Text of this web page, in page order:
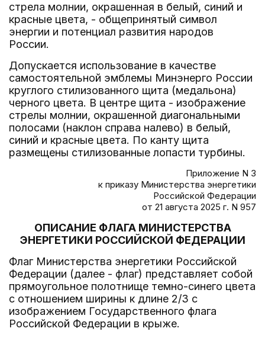
стрела молнии, окрашенная в белый, синий и
красные цвета, - общепринятый символ
энергии и потенциал развития народов
России.
Допускается использование в качестве
самостоятельной эмблемы Минэнерго России
круглого стилизованного щита (медальона)
черного цвета. В центре щита - изображение
стрелы молнии, окрашенной диагональными
полосами (наклон справа налево) в белый,
синий и красные цвета. По канту щита
размещены стилизованные лопасти турбины.
Приложение N 3
к приказу Министерства энергетики
Российской Федерации
от 21 августа 2025 г. N 957
ОПИСАНИЕ ФЛАГА МИНИСТЕРСТВА
ЭНЕРГЕТИКИ РОССИЙСКОЙ ФЕДЕРАЦИИ
Флаг Министерства энергетики Российской
Федерации (далее - флаг) представляет собой
прямоугольное полотнище темно-синего цвета
с отношением ширины к длине 2/3 с
изображением Государственного флага
Российской Федерации в крыже.